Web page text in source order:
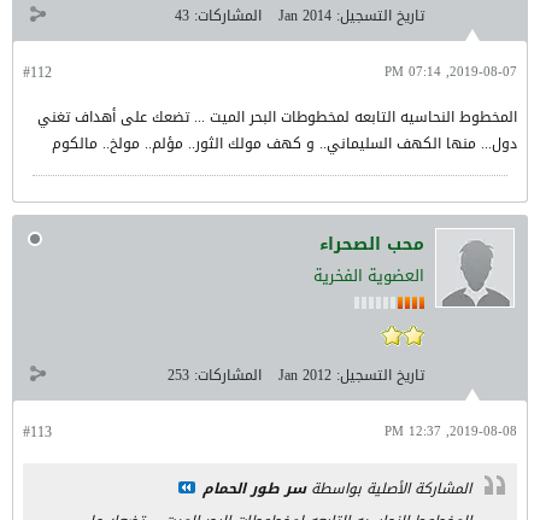
تاريخ التسجيل: Jan 2014 المشاركات: 43
#112 2019-08-07, 07:14 PM
المخطوط النحاسيه التابعه لمخطوطات البحر الميت ... تضعك على أهداف تغني
دول... منها الكهف السليماني.. و كهف مولك الثور.. مؤلم.. مولخ.. مالكوم
محب الصحراء
العضوية الفخرية
تاريخ التسجيل: Jan 2012 المشاركات: 253
#113 2019-08-08, 12:37 PM
المشاركة الأصلية بواسطةسر طور الحمام